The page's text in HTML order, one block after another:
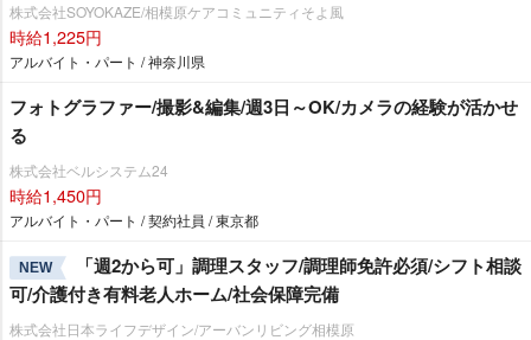
株式会社SOYOKAZE/相模原ケアコミュニティそよ風
時給1,225円
アルバイト・パート / 神奈川県
フォトグラファー/撮影&編集/週3日～OK/カメラの経験が活かせ
る
株式会社ベルシステム24
時給1,450円
アルバイト・パート / 契約社員 / 東京都
NEW
「週2から可」調理スタッフ/調理師免許必須/シフト相談
可/介護付き有料老人ホーム/社会保障完備
株式会社日本ライフデザイン/アーバンリビング相模原